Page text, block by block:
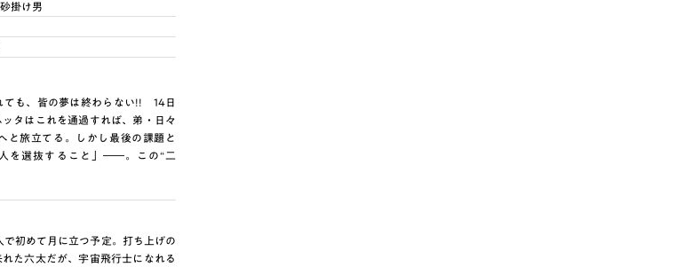
掛け男
も、皆の夢は終わらない!! 14日
タはこれを通過すれば、弟・日々
と旅立てる。しかし最後の課題と
を選抜すること」――。この“二
初めて月に立つ予定。打ち上げの
た六太だが、宇宙飛行士になれる